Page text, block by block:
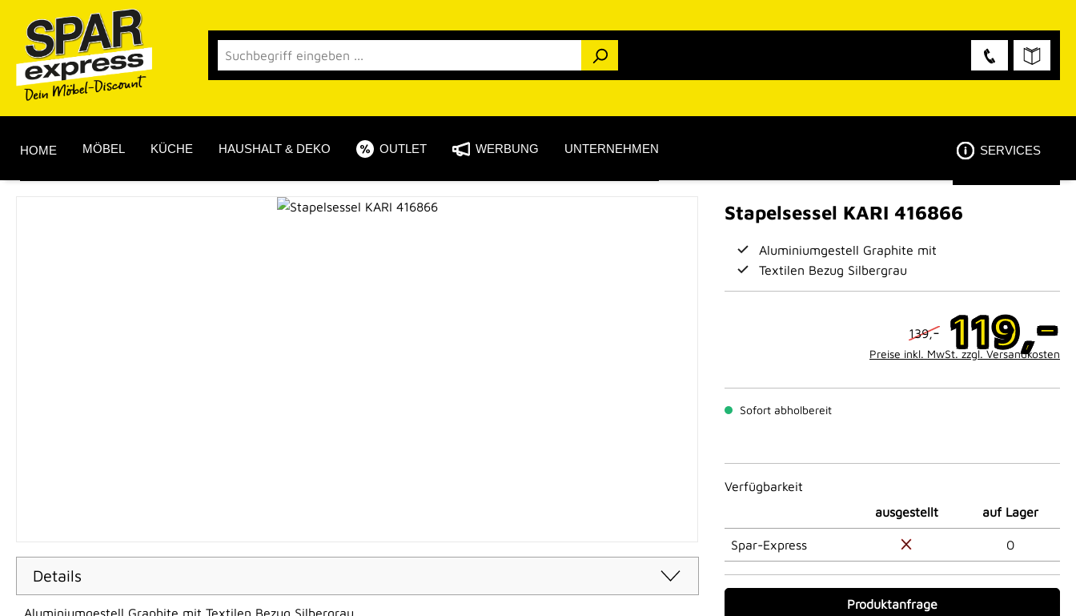
Hauptinhalt springen
Zur Suche springen
Zur Hauptnavigation springen
HOME MÖBEL KÜCHE HAUSHALT & DEKO OUTLET WERBUNG UNTERNEHMEN SERVICES
Stapelsessel KARI 416866
Aluminiumgestell Graphite mit
Textilen Bezug Silbergrau
139,- 119,-
Preise inkl. MwSt. zzgl. Versandkosten
Sofort abholbereit
Verfügbarkeit
ausgestellt
auf Lager
Spar-Express 0
Produktanfrage
Details
Aluminiumgestell Graphite mit Textilen Bezug Silbergrau